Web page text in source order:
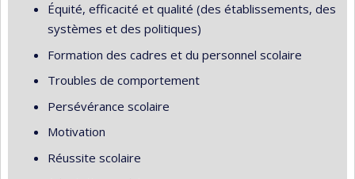
Équité, efficacité et qualité (des établissements, des
systèmes et des politiques)
Formation des cadres et du personnel scolaire
Troubles de comportement
Persévérance scolaire
Motivation
Réussite scolaire